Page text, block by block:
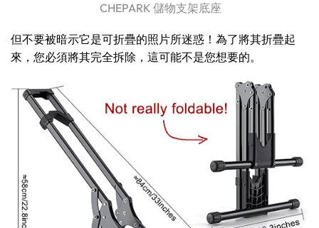
CHEPARK 儲物支架底座
但不要被暗示它是可折疊的照片所迷惑！為了將其折疊起
來，您必須將其完全拆除，這可能不是您想要的。